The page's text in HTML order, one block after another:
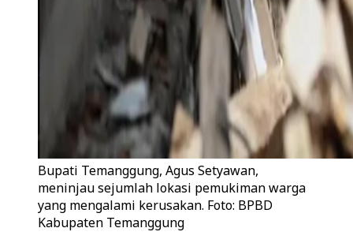
Bupati Temanggung, Agus Setyawan,
meninjau sejumlah lokasi pemukiman warga
yang mengalami kerusakan. Foto: BPBD
Kabupaten Temanggung